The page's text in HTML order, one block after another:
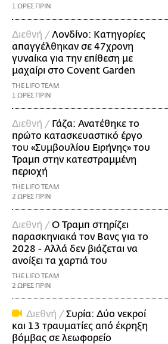
1 ΩΡΕΣ ΠΡΙΝ
Διεθνή /Λονδίνο: Κατηγορίες
απαγγέλθηκαν σε 47χρονη
γυναίκα για την επίθεση με
μαχαίρι στο Covent Garden
THE LIFO TEAM
1 ΩΡΕΣ ΠΡΙΝ
Διεθνή / Γάζα: Ανατέθηκε το
πρώτο κατασκευαστικό έργο
του «Συμβουλίου Ειρήνης» του
Τραμπ στην κατεστραμμένη
περιοχή
THE LIFO TEAM
2 ΩΡΕΣ ΠΡΙΝ
Διεθνή /Ο Τραμπ στηρίζει
παρασκηνιακά τον Βανς για το
2028 - Αλλά δεν βιάζεται να
ανοίξει τα χαρτιά του
THE LIFO TEAM
2 ΩΡΕΣ ΠΡΙΝ
Διεθνή /Συρία: Δύο νεκροί
και 13 τραυματίες από έκρηξη
βόμβας σε λεωφορείο